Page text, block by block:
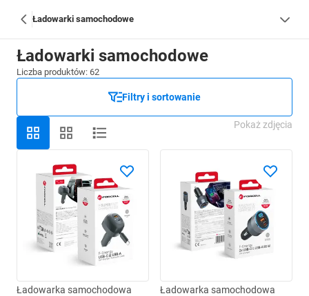
Ładowarki samochodowe
Ładowarki samochodowe
Liczba produktów: 62
Filtry i sortowanie
Pokaż zdjęcia
Ładowarka samochodowa
Ładowarka samochodowa